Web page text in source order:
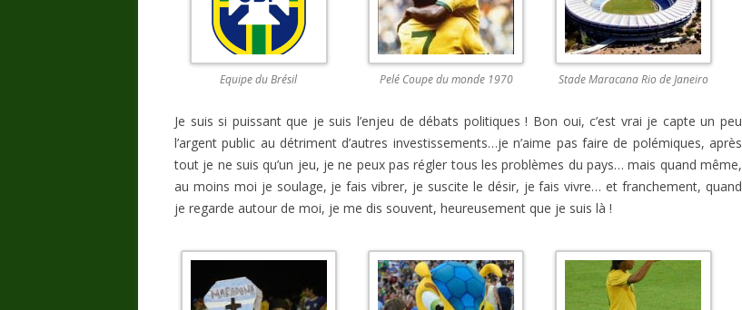
Equipe du Brésil Pelé Coupe du monde 1970 Stade Maracana Rio de Janeiro
Je suis si puissant que je suis l’enjeu de débats politiques ! Bon oui, c’est vrai je capte un peu
l’argent public au détriment d’autres investissements…je n’aime pas faire de polémiques, après
tout je ne suis qu’un jeu, je ne peux pas régler tous les problèmes du pays… mais quand même,
au moins moi je soulage, je fais vibrer, je suscite le désir, je fais vivre… et franchement, quand
je regarde autour de moi, je me dis souvent, heureusement que je suis là !